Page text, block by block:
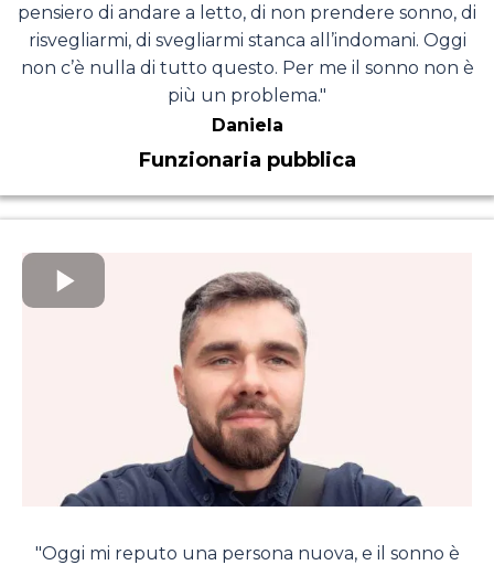
pensiero di andare a letto, di non prendere sonno, di
risvegliarmi, di svegliarmi stanca all’indomani. Oggi
non c’è nulla di tutto questo. Per me il sonno non è
più un problema."
Daniela
Funzionaria pubblica
"Oggi mi reputo una persona nuova, e il sonno è